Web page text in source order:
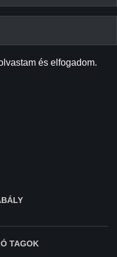
és elfogadom.
TAGOK